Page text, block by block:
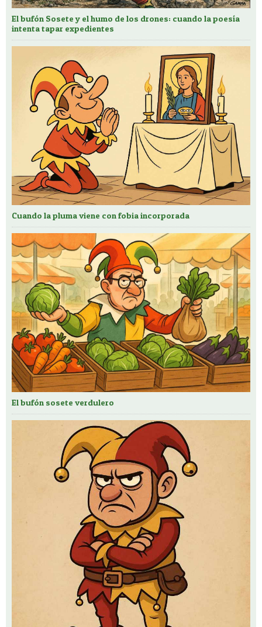
El bufón Sosete y el humo de los drones: cuando la poesía
intenta tapar expedientes
Cuando la pluma viene con fobia incorporada
El bufón sosete verdulero